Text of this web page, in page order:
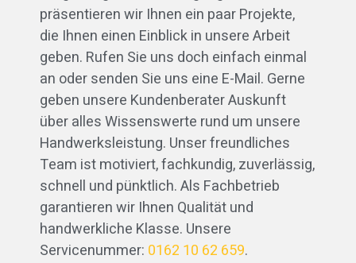
präsentieren wir Ihnen ein paar Projekte,
die Ihnen einen Einblick in unsere Arbeit
geben. Rufen Sie uns doch einfach einmal
an oder senden Sie uns eine E-Mail. Gerne
geben unsere Kundenberater Auskunft
über alles Wissenswerte rund um unsere
Handwerksleistung. Unser freundliches
Team ist motiviert, fachkundig, zuverlässig,
schnell und pünktlich. Als Fachbetrieb
garantieren wir Ihnen Qualität und
handwerkliche Klasse. Unsere
Servicenummer: 0162 10 62 659.